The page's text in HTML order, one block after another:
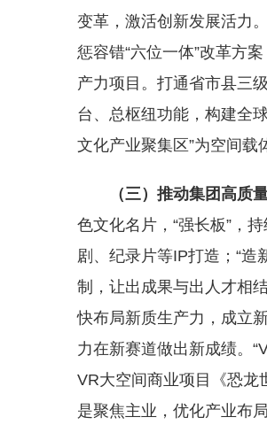
变革，激活创新发展活力
惩容错“六位一体”改革方
产力项目。打通省市县三
台、总枢纽功能，构建全
文化产业聚集区”为空间载
（三） 推动集团高质
色文化名片，“强长板”，
剧、纪录片等IP打造；“造
制，让出成果与出人才相
快布局新质生产力，成立
力在新赛道做出新成绩。
VR大空间商业项目《恐龙
是聚焦主业，优化产业布